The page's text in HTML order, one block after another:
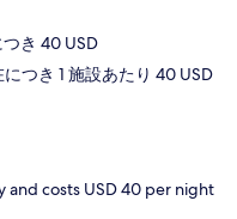
き 40 USD
つき 1 施設あたり 40 USD
and costs USD 40 per night